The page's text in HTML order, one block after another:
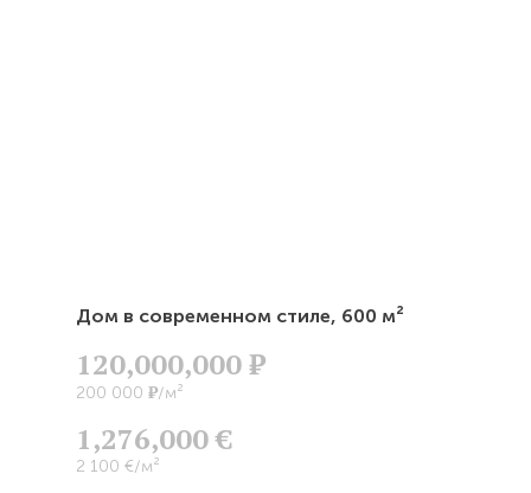
Дом в современном стиле, 600 м²
120,000,000Р
200 000 Р/м²
1,276,000 €
2 100 €/м²